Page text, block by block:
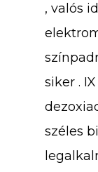
, valós
siker .
széles